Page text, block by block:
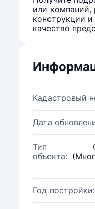
или компаний,
конструкции
качество
Кадастровый
Дата
Тип
объекта:
Год постройки: